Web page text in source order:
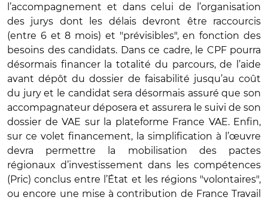
l’accompagnement et dans celui de l’organisation
des jurys dont les délais devront être raccourcis
(entre 6 et 8 mois) et "prévisibles", en fonction des
besoins des candidats. Dans ce cadre, le CPF pourra
désormais financer la totalité du parcours, de l’aide
avant dépôt du dossier de faisabilité jusqu’au coût
du jury et le candidat sera désormais assuré que son
accompagnateur déposera et assurera le suivi de son
dossier de VAE sur la plateforme France VAE. Enfin,
sur ce volet financement, la simplification à l’œuvre
devra permettre la mobilisation des pactes
régionaux d’investissement dans les compétences
(Pric) conclus entre l’État et les régions "volontaires",
ou encore une mise à contribution de France Travail